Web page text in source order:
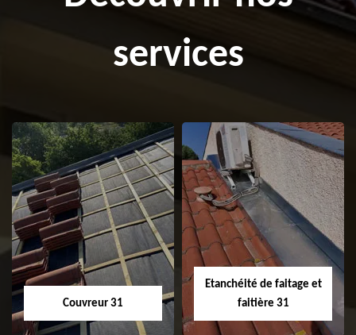
services
Couvreur 31
Etanchéité de faitage et
faitière 31